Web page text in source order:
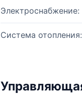
Электроснабжение:
Система отопления: